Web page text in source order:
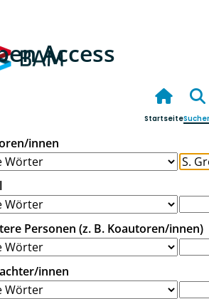
Access
Startseite
innen
Personen (z. B. Koautoren/innen)
innen